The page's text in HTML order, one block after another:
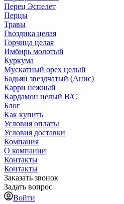
Перец Эспелет
Перцы
Травы
Гвоздика целая
Горчица целая
Имбирь молотый
Куркума
Мускатный орех целый
Бадьян звездчатый (Анис)
Карри нежный
Кардамон целый В/С
Блог
Как купить
Условия оплаты
Условия доставки
Компания
О компании
Контакты
Контакты
Заказать звонок
Задать вопрос
Войти